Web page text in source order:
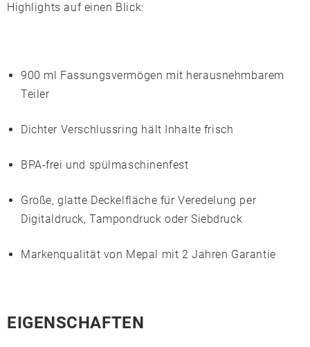
Highlights auf einen Blick:
900 ml Fassungsvermögen mit herausnehmbarem
Teiler
Dichter Verschlussring hält Inhalte frisch
BPA-frei und spülmaschinenfest
Große, glatte Deckelfläche für Veredelung per
Digitaldruck, Tampondruck oder Siebdruck
Markenqualität von Mepal mit 2 Jahren Garantie
EIGENSCHAFTEN